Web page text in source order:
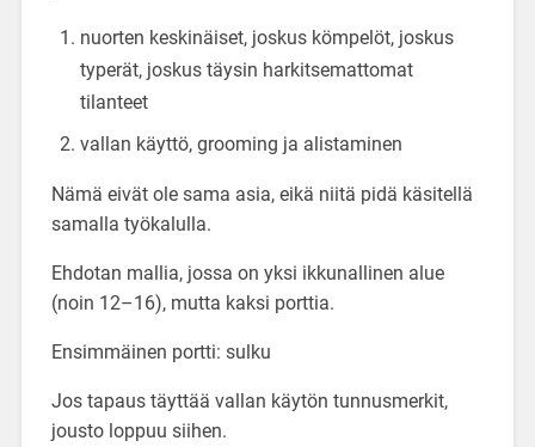
nuorten keskinäiset, joskus kömpelöt, joskus
typerät, joskus täysin harkitsemattomat
tilanteet
vallan käyttö, grooming ja alistaminen
Nämä eivät ole sama asia, eikä niitä pidä käsitellä
samalla työkalulla.
Ehdotan mallia, jossa on yksi ikkunallinen alue
(noin 12–16), mutta kaksi porttia.
Ensimmäinen portti: sulku
Jos tapaus täyttää vallan käytön tunnusmerkit,
jousto loppuu siihen.